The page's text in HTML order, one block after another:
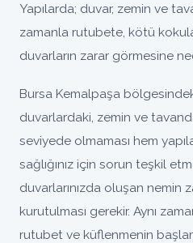
Yapılarda; duvar, zemin ve
zamanla rutubete, kötü
duvarların zarar görmesine
Bursa Kemalpaşa
duvarlardaki, zemin ve
seviyede olmaması hem
sağlığınız için sorun teşkil
duvarlarınızda oluşan nemin
kurutulması gerekir. Aynı
rutubet ve küflenmenin